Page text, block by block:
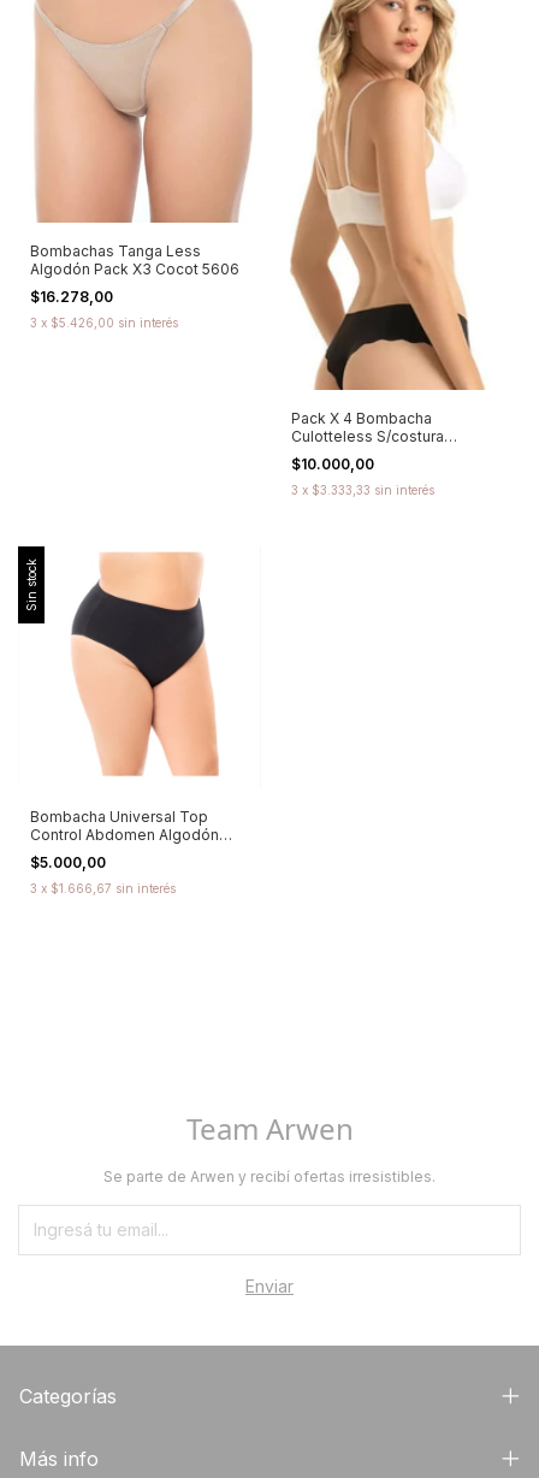
Bombachas Tanga Less
Algodón Pack X3 Cocot 5606
$16.278,00
3 x $5.426,00 sin interés
Pack X 4 Bombacha
Culotteless S/costura
Promesse - Art 76524
$10.000,00
3 x $3.333,33 sin interés
Sin stock
Bombacha Universal Top
Control Abdomen Algodón
Cocot - 6142
$5.000,00
3 x $1.666,67 sin interés
Team Arwen
Se parte de Arwen y recibí ofertas irresistibles.
Categorías
Más info